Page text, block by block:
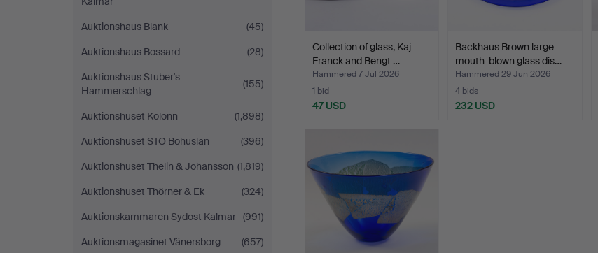
Auktionshaus Blank
(45)
Auktionshaus Bossard
(28)
Auktionshaus Stuber's
Hammerschlag
(155)
Auktionshuset Kolonn
(1,898)
Auktionshuset STO Bohuslän
(396)
Auktionshuset Thelin & Johansson (1,819)
Auktionshuset Thörner & Ek
(324)
Auktionskammaren Sydost Kalmar (991)
Auktionsmagasinet Vänersborg
(657)
Collection of glass, Kaj
Franck and Bengt …
Hammered 7 Jul 2026
1 bid
47 USD
Backhaus Brown large
mouth-blown glass dis…
Hammered 29 Jun 2026
4 bids
232 USD